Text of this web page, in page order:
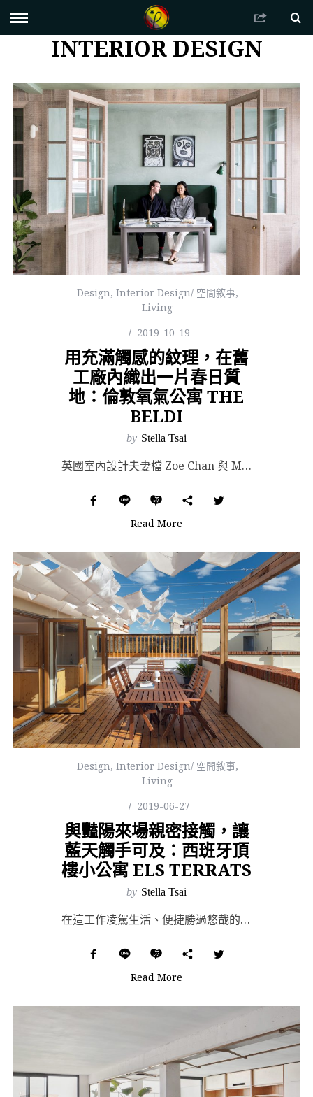
INTERIOR DESIGN
Design, Interior Design/ 空間敘事,
Living
2019-10-19
用充滿觸感的紋理，在舊
工廠內織出一片春日質
地：倫敦氧氣公寓 THE
BELDI
by Stella Tsai
英國室內設計夫妻檔 Zoe Chan 與 Merlin Eayrs 共組的設計工作室「Chan + ...
Read More
Design, Interior Design/ 空間敘事,
Living
2019-06-27
與豔陽來場親密接觸，讓
藍天觸手可及：西班牙頂
樓小公寓 ELS TERRATS
by Stella Tsai
在這工作凌駕生活、便捷勝過悠哉的時代，擁有一幢都市裡的小房，比什麼都值得期待。而在地狹人稠的城市裡，...
Read More